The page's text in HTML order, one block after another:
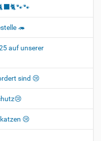
🦔
auf unserer
sind 😢
😢